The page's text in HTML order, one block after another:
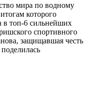
мира по водному
которого
в топ-6 сильнейших
спортивного
защищавшая честь